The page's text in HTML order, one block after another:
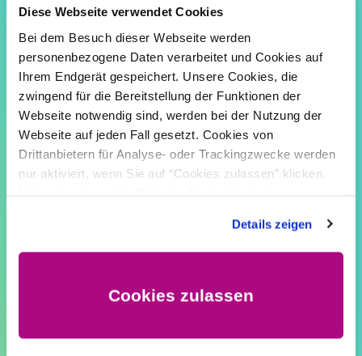
Diese Webseite verwendet Cookies
Bei dem Besuch dieser Webseite werden
personenbezogene Daten verarbeitet und Cookies auf
Ihrem Endgerät gespeichert. Unsere Cookies, die
zwingend für die Bereitstellung der Funktionen der
Webseite notwendig sind, werden bei der Nutzung der
Webseite auf jeden Fall gesetzt. Cookies von
Drittanbietern für Analyse- oder Trackingzwecke werden
nur aktiviert, wenn Sie auf “Cookies zulassen” klicken.
Details zeigen
Cookies zulassen
Medien Heizungswasser, Warm- und Kaltwasser, Lüftung
geführt werden müssen.
Daraus ergeben sich, wie im Schaubild (Quelle: CLAGE) zu
erkennen, allein für die Warmwasserverteilung erhebliche
Energieverluste. Eine dezentrale Lösung bietet:
Bis zu 37% weniger Energieverluste
Bis zu 97 % Warmwassernutzungsenergie